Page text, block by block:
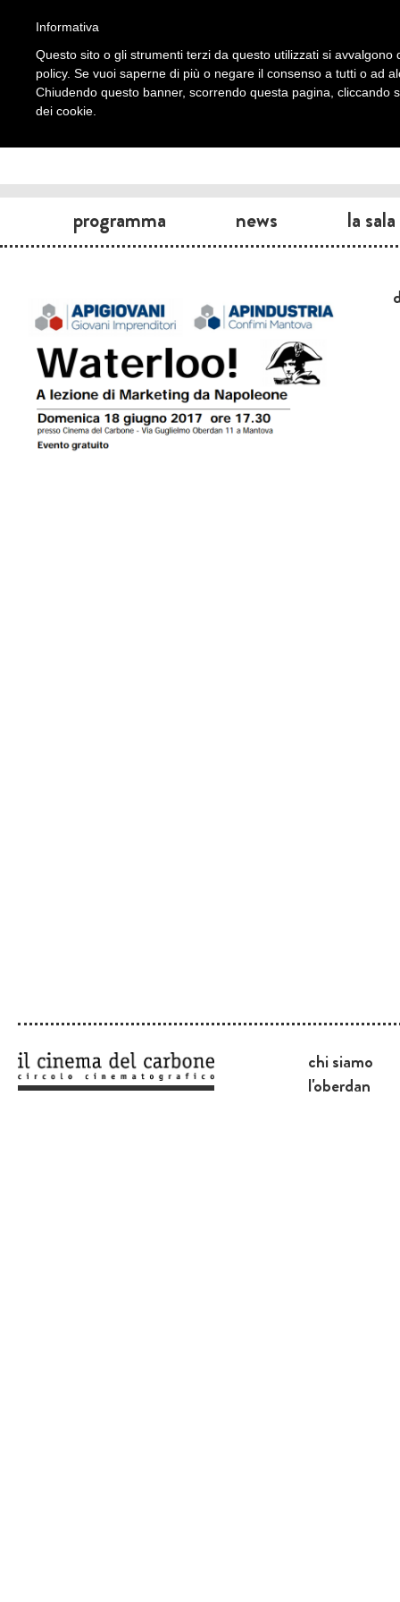
programma news la sala
chi siamo
l'oberdan
Informativa
Questo sito o gli strumenti terzi da questo utilizzati si
policy. Se vuoi saperne di più o negare il consenso a tutti o ad
Chiudendo questo banner, scorrendo questa pagina, cliccando
dei cookie.